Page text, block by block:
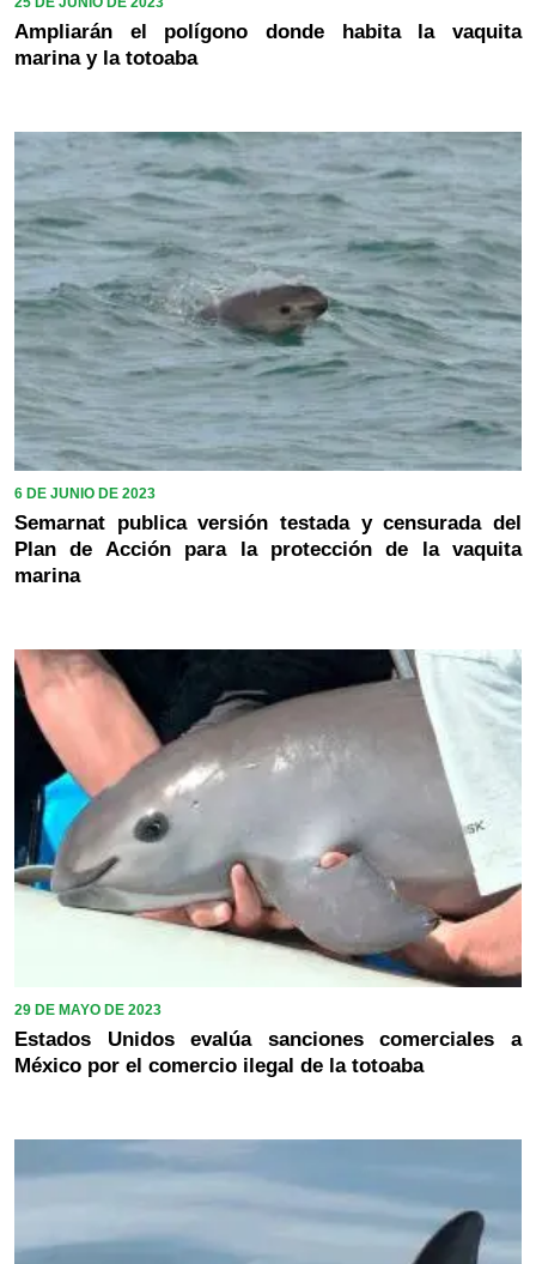
Ampliarán el polígono donde habita la vaquita
marina y la totoaba
6 DE JUNIO DE 2023
Semarnat publica versión testada y censurada del
Plan de Acción para la protección de la vaquita
marina
29 DE MAYO DE 2023
Estados Unidos evalúa sanciones comerciales a
México por el comercio ilegal de la totoaba